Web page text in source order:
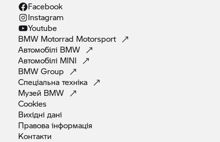
Facebook
Instagram
Youtube
BMW Motorrad Motorsport
Автомобілі BMW
Автомобілі MINI
BMWGroup
Спеціальнатехніка
Музей BMW
Cookies
Вихіднідані
Правоваінформація
Контакти